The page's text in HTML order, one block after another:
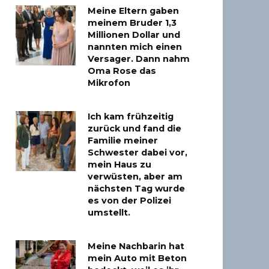
Meine Eltern gaben
meinem Bruder 1,3
Millionen Dollar und
nannten mich einen
Versager. Dann nahm
Oma Rose das
Mikrofon
Ich kam frühzeitig
zurück und fand die
Familie meiner
Schwester dabei vor,
mein Haus zu
verwüsten, aber am
nächsten Tag wurde
es von der Polizei
umstellt.
Meine Nachbarin hat
mein Auto mit Beton